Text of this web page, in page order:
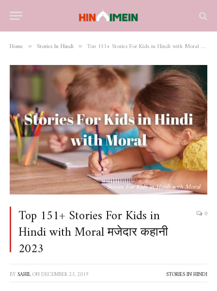
Home » Stories In Hindi » Top 151+ Stories For Kids in Hindi with Moral मजेदार कहानी 2023
Stories For Kids in Hindi with Moral
Top 151+ Stories For Kids in
Hindi with Moral मजेदार कहानी
2023
0
BYSAHILONDECEMBER 23, 2019 STORIES IN HINDI